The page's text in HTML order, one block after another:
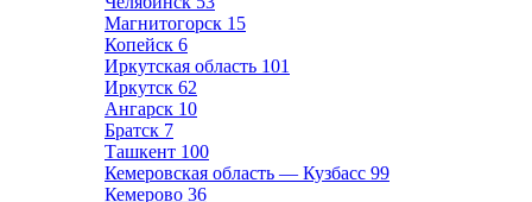
Магнитогорск 15
Копейск 6
Иркутская область 101
Иркутск 62
Ангарск 10
Братск 7
Ташкент 100
Кемеровская область — Кузбасс 99
Кемерово 36